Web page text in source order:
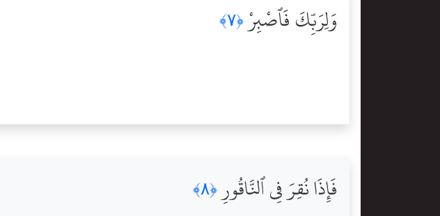
وَلِرَبِّكَ فَٱصْبِرْ﴿٧﴾
فَإِذَا نُقِرَ فِى ٱلنَّاقُورِ ﴿٨﴾